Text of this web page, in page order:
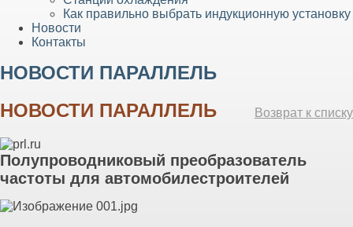
Как правильно выбрать индукционную установку
Новости
Контакты
НОВОСТИ ПАРАЛЛЕЛЬ
НОВОСТИ ПАРАЛЛЕЛЬ
Возврат к списку
Полупроводниковый преобразователь
частоты для автомобилестроителей